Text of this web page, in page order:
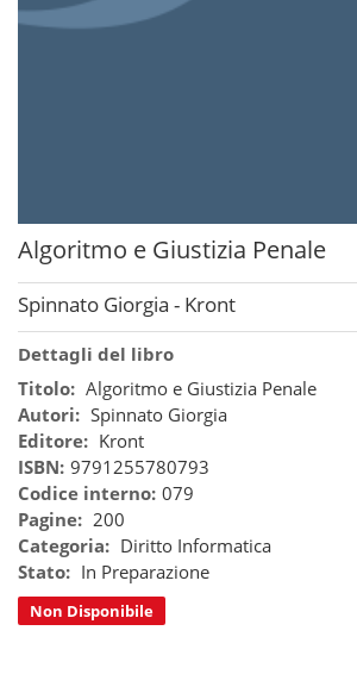
Algoritmo e Giustizia Penale
Spinnato Giorgia - Kront
Dettagli del libro
Titolo: Algoritmo e Giustizia Penale
Autori: Spinnato Giorgia
Editore: Kront
ISBN: 9791255780793
Codice interno: 079
Pagine: 200
Categoria: Diritto Informatica
Stato: In Preparazione
Non Disponibile